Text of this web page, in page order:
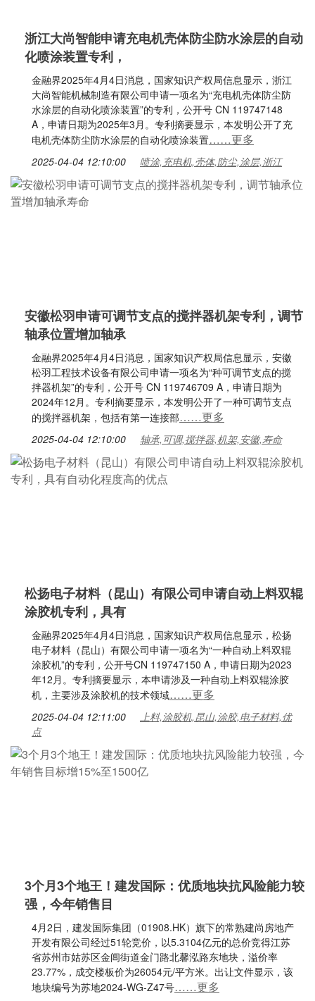
浙江大尚智能申请充电机壳体防尘防水涂层的自动
化喷涂装置专利，
金融界2025年4月4日消息，国家知识产权局信息显示，浙江
大尚智能机械制造有限公司申请一项名为“充电机壳体防尘防
水涂层的自动化喷涂装置”的专利，公开号 CN 119747148
A，申请日期为2025年3月。专利摘要显示，本发明公开了充
电机壳体防尘防水涂层的自动化喷涂装置……更多
2025-04-04 12:10:00 喷涂,充电机,壳体,防尘,涂层,浙江
安徽松羽申请可调节支点的搅拌器机架专利，调节
轴承位置增加轴承
金融界2025年4月4日消息，国家知识产权局信息显示，安徽
松羽工程技术设备有限公司申请一项名为“种可调节支点的搅
拌器机架”的专利，公开号 CN 119746709 A，申请日期为
2024年12月。专利摘要显示，本发明公开了一种可调节支点
的搅拌器机架，包括有第一连接部……更多
2025-04-04 12:10:00 轴承,可调,搅拌器,机架,安徽,寿命
松扬电子材料（昆山）有限公司申请自动上料双辊
涂胶机专利，具有
金融界2025年4月4日消息，国家知识产权局信息显示，松扬
电子材料（昆山）有限公司申请一项名为“一种自动上料双辊
涂胶机”的专利，公开号CN 119747150 A，申请日期为2023
年12月。专利摘要显示，本申请涉及一种自动上料双辊涂胶
机，主要涉及涂胶机的技术领域……更多
2025-04-04 12:11:00
上料,涂胶机,昆山,涂胶,电子材料,优
点
3个月3个地王！建发国际：优质地块抗风险能力较
强，今年销售目
4月2日，建发国际集团（01908.HK）旗下的常熟建尚房地产
开发有限公司经过51轮竞价，以5.3104亿元的总价竞得江苏
省苏州市姑苏区金阊街道金门路北馨泓路东地块，溢价率
23.77%，成交楼板价为26054元/平方米。出让文件显示，该
地块编号为苏地2024-WG-Z47号……更多